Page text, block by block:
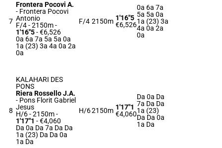
7
Frontera Pocovi A.
- Frontera Pocovi
Antonio
F/4 - 2150m-
1'16"5- €6,526
0a 6a 7a 5a 5a 0a
1a (23) 3a 4a 0a 2a
0a
F/4 2150m 1'16"5
€6,526
0a 6a 7a
5a 5a 0a
1a (23) 3a
4a 0a 2a
0a
8
KALAHARI DES
PONS
Riera Rossello J.A.
- Pons Florit Gabriel
Jesus
H/6 - 2150m-
1'17"1 - €4,060
Da 0a Da 7a Da Da
1a (23) Da Da 0a
1a Da
H/62150m 1'17"1
€4,060
Da 0a Da
7a Da Da
1a (23)
Da Da 0a
1a Da